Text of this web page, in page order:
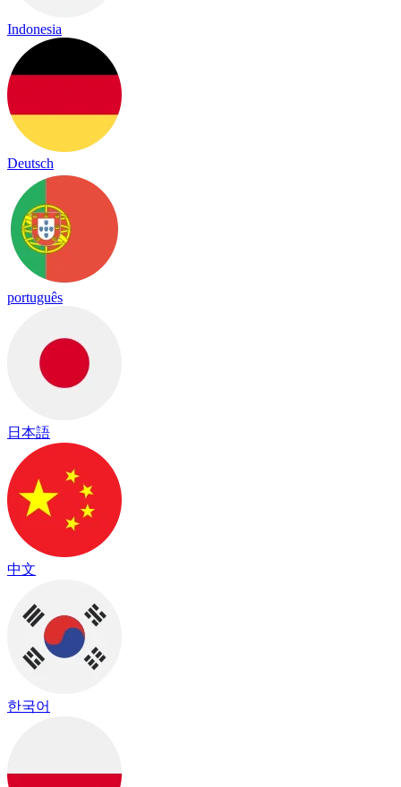
Indonesia
Deutsch
português
日本語
中文
한국어